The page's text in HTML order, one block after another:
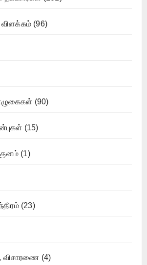
(96)
(90)
(15)
(1)
(23)
விசாரணை (4)